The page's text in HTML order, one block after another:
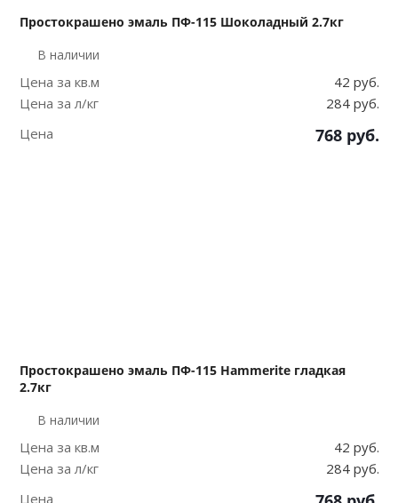
Простокрашено эмаль ПФ-115 Шоколадный 2.7кг
В наличии
Цена за кв.м
42 руб.
Цена за л/кг
284 руб.
Цена
768 руб.
Простокрашено эмаль ПФ-115 Hammerite гладкая
2.7кг
В наличии
Цена за кв.м
42 руб.
Цена за л/кг
284 руб.
Цена